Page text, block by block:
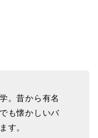
。昔から有名
も懐かしいバ
す。